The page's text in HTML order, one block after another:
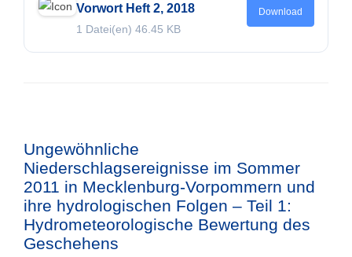
Vorwort Heft 2, 2018
1 Datei(en) 46.45 KB
Download
Ungewöhnliche
Niederschlagsereignisse im Sommer
2011 in Mecklenburg-Vorpommern und
ihre hydrologischen Folgen – Teil 1:
Hydrometeorologische Bewertung des
Geschehens